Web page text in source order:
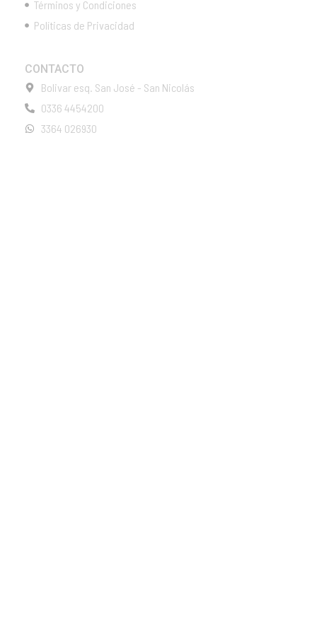
Términos y Condiciones
Políticas de Privacidad
CONTACTO
Bolivar esq. San José - San Nicolás
0336 4454200
3364 026930